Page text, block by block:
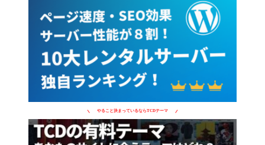
やること決まっているならTCDテーマ